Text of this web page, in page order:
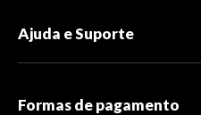
Ajuda e Suporte
Formas de pagamento